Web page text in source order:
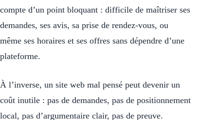
compte d’un point bloquant : difficile de maîtriser ses
demandes, ses avis, sa prise de rendez-vous, ou
même ses horaires et ses offres sans dépendre d’une
plateforme.
À l’inverse, un site web mal pensé peut devenir un
coût inutile : pas de demandes, pas de positionnement
local, pas d’argumentaire clair, pas de preuve.